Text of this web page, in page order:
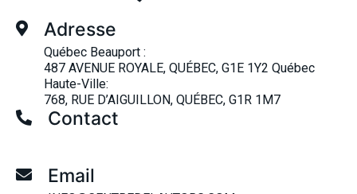
Adresse
Québec Beauport :
487 AVENUE ROYALE, QUÉBEC, G1E 1Y2 Québec
Haute-Ville:
768, RUE D’AIGUILLON, QUÉBEC, G1R 1M7
Contact
Email